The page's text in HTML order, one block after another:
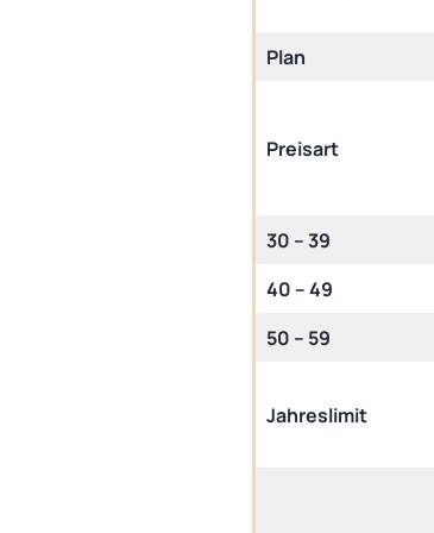
Plan
Preisart
30 – 39
40 – 49
50 – 59
Jahreslimit